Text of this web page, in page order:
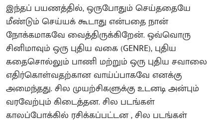
​இந்தப் பயணத்தில், ஒருபோதும் செய்ததையே
மீண்டும் செய்யக் கூடாது என்பதை நான்
நோக்கமாகவே வைத்திருக்கிறேன். ஒவ்வொரு
சினிமாவும் ஒரு புதிய வகை (GENRE), புதிய
கதைசொல்லும் பாணி மற்றும் ஒரு புதிய சவாலை
எதிர்கொள்வதற்கான வாய்ப்பாகவே எனக்கு
அமைந்தது. சில முயற்சிகளுக்கு உடனடி அன்பும்
வரவேற்பும் கிடைத்தன. சில படங்கள்
காலப்போக்கில் ரசிக்கப்பட்டன , சில படங்கள்